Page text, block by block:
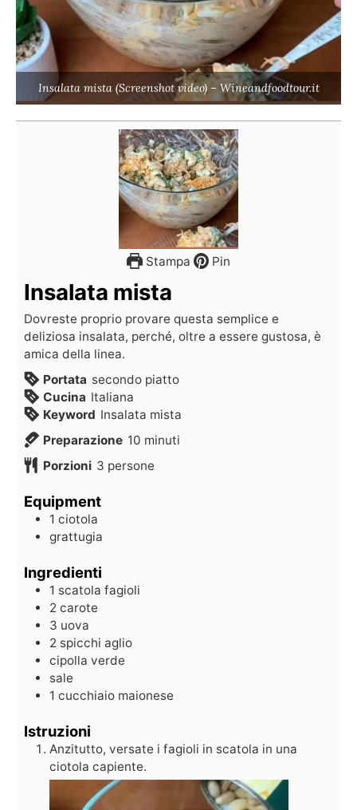
Insalata mista (Screenshot video) – Wineandfoodtour.it
Stampa Pin
Insalata mista
Dovreste proprio provare questa semplice e
deliziosa insalata, perché, oltre a essere gustosa, è
amica della linea.
Portata secondo piatto
Cucina Italiana
Keyword Insalata mista
Preparazione 10 minuti
Porzioni 3 persone
Equipment
1 ciotola
grattugia
Ingredienti
1 scatola fagioli
2 carote
3 uova
2 spicchi aglio
cipolla verde
sale
1 cucchiaio maionese
Istruzioni
Anzitutto, versate i fagioli in scatola in una
ciotola capiente.